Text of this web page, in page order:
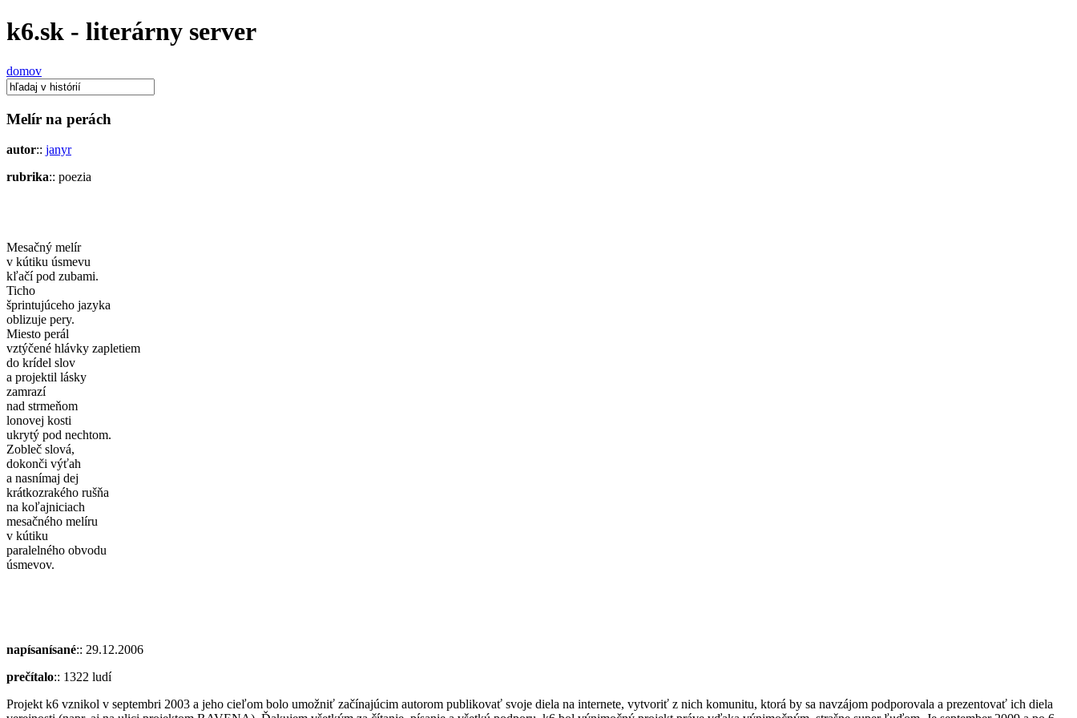
k6.sk - literárny server
domov
Melír na perách
autor:: janyr
rubrika:: poezia
Mesačný melír
v kútiku úsmevu
kľačí pod zubami.
Ticho
šprintujúceho jazyka
oblizuje pery.
Miesto perál
vztýčené hlávky zapletiem
do krídel slov
a projektil lásky
zamrazí
nad strmeňom
lonovej kosti
ukrytý pod nechtom.
Zobleč slová,
dokonči výťah
a nasnímaj dej
krátkozrakého rušňa
na koľajniciach
mesačného melíru
v kútiku
paralelného obvodu
úsmevov.
napísanísané:: 29.12.2006
prečítalo:: 1322 ludí
Projekt k6 vznikol v septembri 2003 a jeho cieľom bolo umožniť začínajúcim autorom publikovať svoje diela na internete, vytvoriť z nich komunitu, ktorá by sa navzájom podporovala a prezentovať ich diela